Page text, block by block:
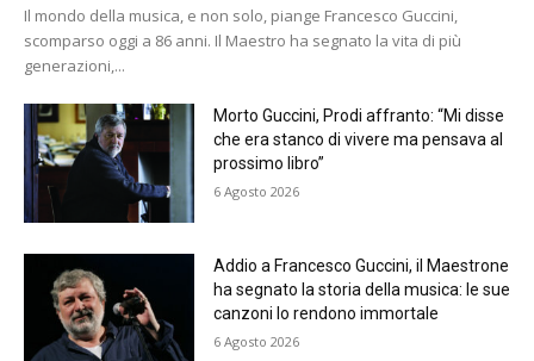
Il mondo della musica, e non solo, piange Francesco Guccini,
scomparso oggi a 86 anni. Il Maestro ha segnato la vita di più
generazioni,...
Morto Guccini, Prodi affranto: “Mi disse
che era stanco di vivere ma pensava al
prossimo libro”
6 Agosto 2026
Addio a Francesco Guccini, il Maestrone
ha segnato la storia della musica: le sue
canzoni lo rendono immortale
6 Agosto 2026